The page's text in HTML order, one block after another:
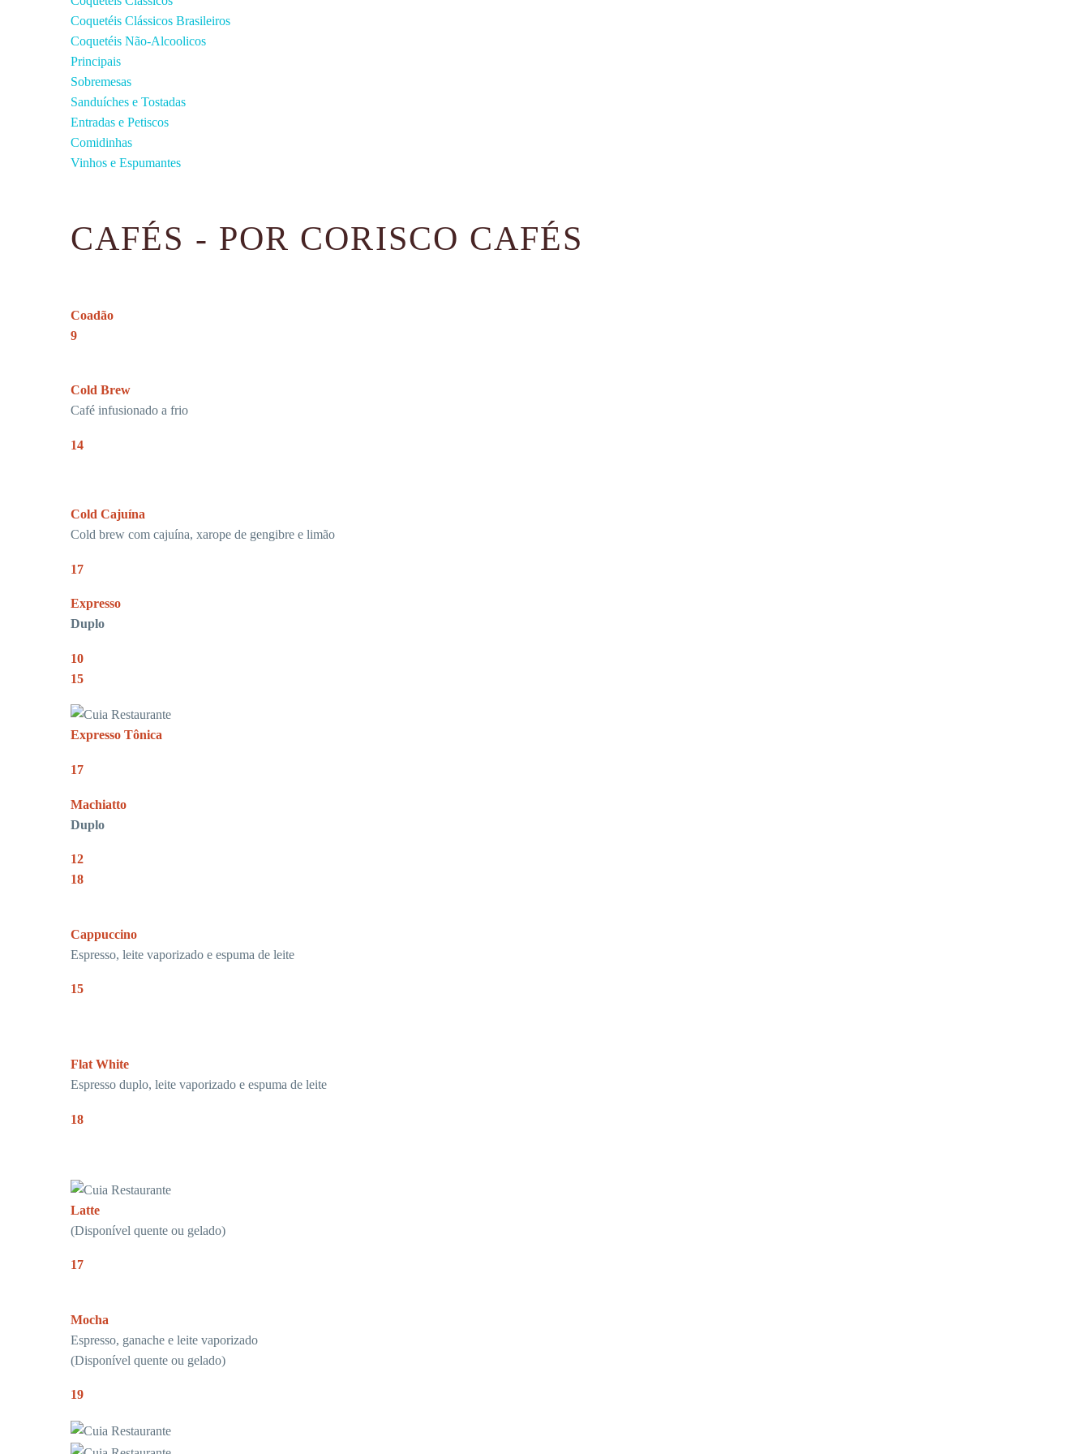
Coquetéis Clássicos Brasileiros
Coquetéis Não-Alcoolicos
Principais
Sobremesas
Sanduíches e Tostadas
Entradas e Petiscos
Comidinhas
Vinhos e Espumantes
CAFÉS - POR CORISCO CAFÉS
Coadão
9
Cold Brew
Café infusionado a frio
14
Cold Cajuína
Cold brew com cajuína, xarope de gengibre e limão
17
Expresso
Duplo
10
15
Expresso Tônica
17
Machiatto
Duplo
12
18
Cappuccino
Espresso, leite vaporizado e espuma de leite
15
Flat White
Espresso duplo, leite vaporizado e espuma de leite
18
Latte
(Disponível quente ou gelado)
17
Mocha
Espresso, ganache e leite vaporizado
(Disponível quente ou gelado)
19